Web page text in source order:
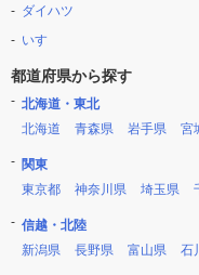
ダイハツ
いすゞ
都道府県から探す
北海道・東北
北海道
青森県 岩手県 宮
関東
東京都
神奈川県 埼玉県
信越・北陸
新潟県
長野県 富山県 石